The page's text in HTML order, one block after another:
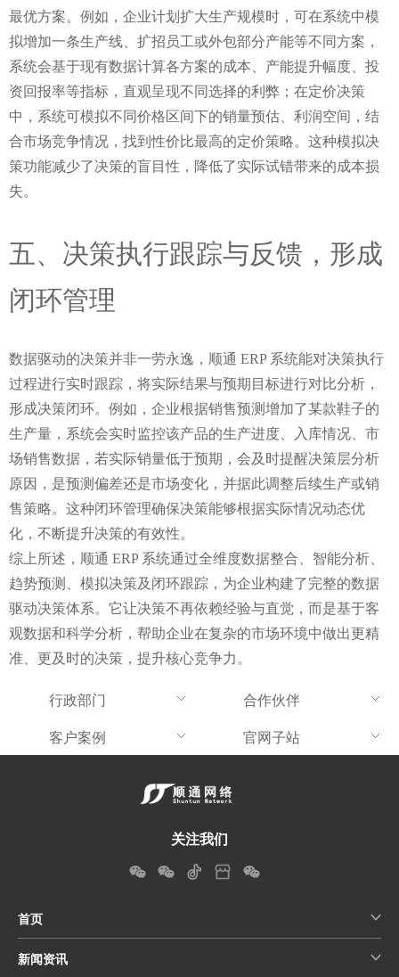
最优方案。例如，企业计划扩大生产规模时，可在系统中模
拟增加一条生产线、扩招员工或外包部分产能等不同方案，
系统会基于现有数据计算各方案的成本、产能提升幅度、投
资回报率等指标，直观呈现不同选择的利弊；在定价决策
中，系统可模拟不同价格区间下的销量预估、利润空间，结
合市场竞争情况，找到性价比最高的定价策略。这种模拟决
策功能减少了决策的盲目性，降低了实际试错带来的成本损
失。
五、决策执行跟踪与反馈，形成
闭环管理
数据驱动的决策并非一劳永逸，顺通 ERP 系统能对决策执行
过程进行实时跟踪，将实际结果与预期目标进行对比分析，
形成决策闭环。例如，企业根据销售预测增加了某款鞋子的
生产量，系统会实时监控该产品的生产进度、入库情况、市
场销售数据，若实际销量低于预期，会及时提醒决策层分析
原因，是预测偏差还是市场变化，并据此调整后续生产或销
售策略。这种闭环管理确保决策能够根据实际情况动态优
化，不断提升决策的有效性。
综上所述，顺通 ERP 系统通过全维度数据整合、智能分析、
趋势预测、模拟决策及闭环跟踪，为企业构建了完整的数据
驱动决策体系。它让决策不再依赖经验与直觉，而是基于客
观数据和科学分析，帮助企业在复杂的市场环境中做出更精
准、更及时的决策，提升核心竞争力。
行政部门
合作伙伴
客户案例
官网子站
关注我们
首页
新闻资讯